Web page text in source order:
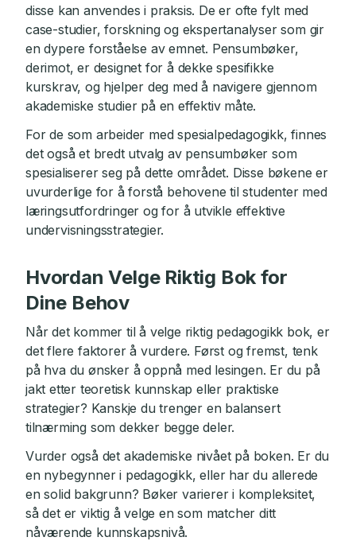
disse kan anvendes i praksis. De er ofte fylt med
case-studier, forskning og ekspertanalyser som gir
en dypere forståelse av emnet. Pensumbøker,
derimot, er designet for å dekke spesifikke
kurskrav, og hjelper deg med å navigere gjennom
akademiske studier på en effektiv måte.
For de som arbeider med spesialpedagogikk, finnes
det også et bredt utvalg av pensumbøker som
spesialiserer seg på dette området. Disse bøkene er
uvurderlige for å forstå behovene til studenter med
læringsutfordringer og for å utvikle effektive
undervisningsstrategier.
Hvordan Velge Riktig Bok for
Dine Behov
Når det kommer til å velge riktig pedagogikk bok, er
det flere faktorer å vurdere. Først og fremst, tenk
på hva du ønsker å oppnå med lesingen. Er du på
jakt etter teoretisk kunnskap eller praktiske
strategier? Kanskje du trenger en balansert
tilnærming som dekker begge deler.
Vurder også det akademiske nivået på boken. Er du
en nybegynner i pedagogikk, eller har du allerede
en solid bakgrunn? Bøker varierer i kompleksitet,
så det er viktig å velge en som matcher ditt
nåværende kunnskapsnivå.